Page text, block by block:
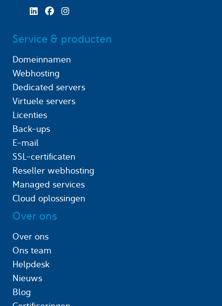
Service & producten
Domeinnamen
Webhosting
Dedicated servers
Virtuele servers
Licenties
Back-ups
E-mail
SSL-certificaten
Reseller webhosting
Managed services
Cloud oplossingen
Over ons
Over ons
Ons team
Helpdesk
Nieuws
Blog